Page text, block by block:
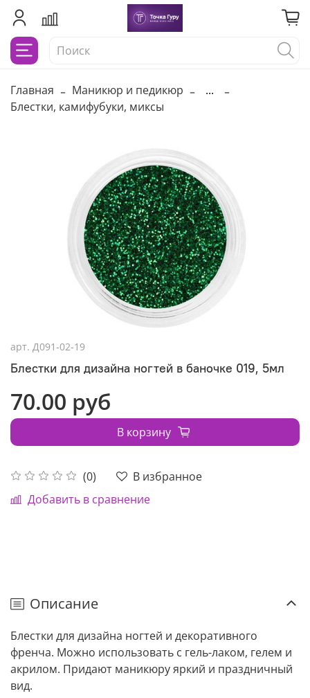
Главная Маникюр и педикюр
...
Блестки, камифубуки, миксы
арт. Д091-02-19
Блестки для дизайна ногтей в баночке 019, 5мл
(0)
В избранное
Добавить в сравнение
70.00 руб
В корзину
Описание
Блестки для дизайна ногтей и декоративного
френча. Можно использовать с гель-лаком, гелем и
акрилом. Придают маникюру яркий и праздничный
вид.